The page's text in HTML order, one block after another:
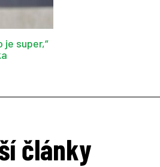
je super,“
články